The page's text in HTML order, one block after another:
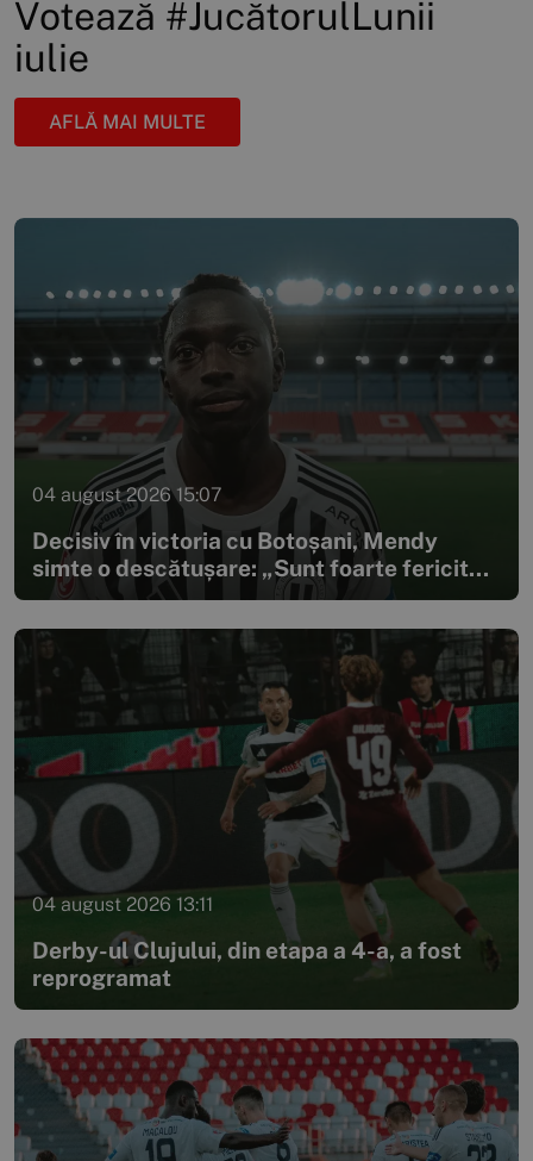
Votează #JucătorulLunii
iulie
AFLĂ MAI MULTE
04 august 2026 15:07
Decisiv în victoria cu Botoșani, Mendy
simte o descătușare: „Sunt foarte fericit...
04 august 2026 13:11
Derby-ul Clujului, din etapa a 4-a, a fost
reprogramat